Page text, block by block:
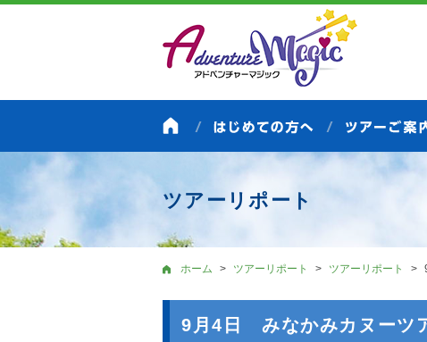
ツアーリポート
ホーム ツアーリポート ツアーリポート
9月4日 みなかみカヌー